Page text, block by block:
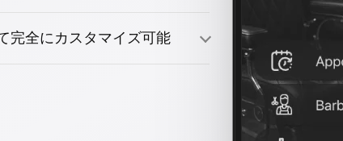
完全にカスタマイズ可能